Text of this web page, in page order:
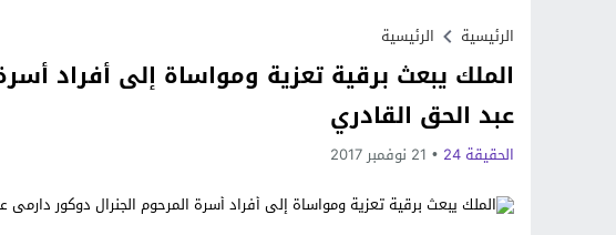
Previous
Next
الرئيسية الرئيسية
الملك يبعث برقية تعزية ومواساة إلى أفراد
عبد الحق القادري
الحقيقة 24 21 نوفمبر 2017